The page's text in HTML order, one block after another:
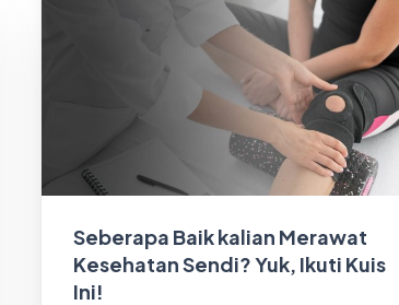
Seberapa Baik kalian Merawat
Kesehatan Sendi? Yuk, Ikuti Kuis
Ini!